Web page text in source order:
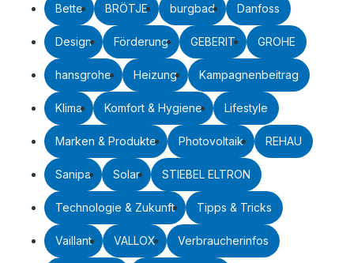
Bette BRÖTJE burgbad Danfoss
Design Förderung GEBERIT GROHE
hansgrohe Heizung Kampagnenbeitrag
Klima Komfort & Hygiene Lifestyle
Marken & Produkte Photovoltaik REHAU
Sanipa Solar STIEBEL ELTRON
Technologie & Zukunft Tipps & Tricks
Vaillant VALLOX Verbraucherinfos